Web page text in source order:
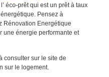
éco-prêt qui est un prêt à taux
Pensez à
Rénovation Energétique
une énergie performante et
consulter sur le site de
sur le logement.